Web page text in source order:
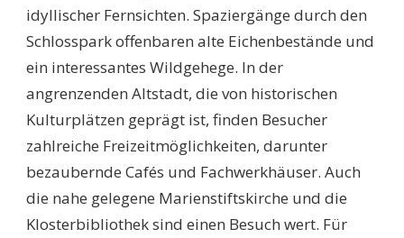
idyllischer Fernsichten. Spaziergänge durch den
Schlosspark offenbaren alte Eichenbestände und
ein interessantes Wildgehege. In der
angrenzenden Altstadt, die von historischen
Kulturplätzen geprägt ist, finden Besucher
zahlreiche Freizeitmöglichkeiten, darunter
bezaubernde Cafés und Fachwerkhäuser. Auch
die nahe gelegene Marienstiftskirche und die
Klosterbibliothek sind einen Besuch wert. Für